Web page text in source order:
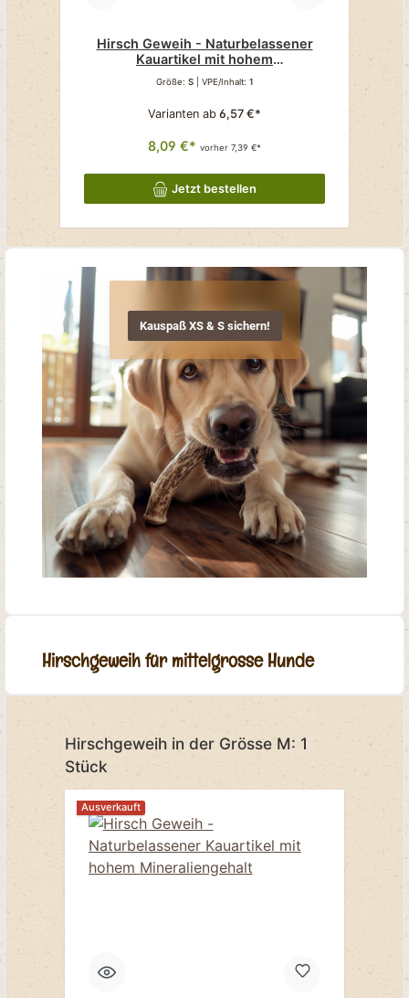
Hirsch Geweih - Naturbelassener
Kauartikel mit hohem
Mineraliengehalt
Größe: S | VPE/Inhalt: 1
Varianten ab 6,57 €*
8,09 €* vorher 7,39 €*
Jetzt bestellen
Kauspaß XS & S sichern!
Hirschgeweih für mittelgrosse Hunde
Produktgalerie überspringen
Hirschgeweih in der Grösse M: 1
Stück
Ausverkauft